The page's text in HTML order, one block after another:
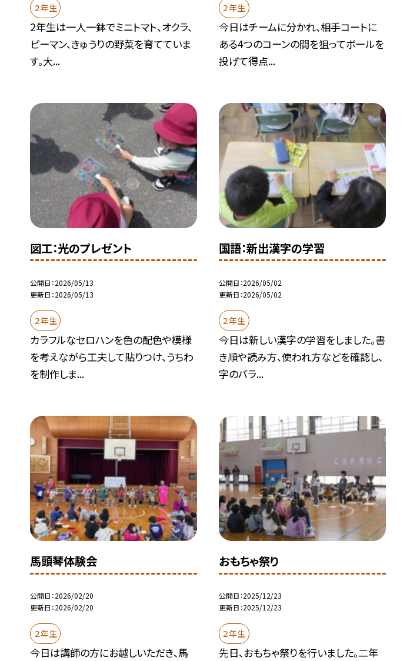
２年生
2年生は一人一鉢でミニトマト、オクラ、
ピーマン、きゅうりの野菜を育てていま
す。大...
２年生
今日はチームに分かれ、相手コートに
ある4つのコーンの間を狙ってボールを
投げて得点...
図工：光のプレゼント
公開日 2026/05/13
更新日 2026/05/13
２年生
カラフルなセロハンを色の配色や模様
を考えながら工夫して貼りつけ、うちわ
を制作しま...
国語：新出漢字の学習
公開日 2026/05/02
更新日 2026/05/02
２年生
今日は新しい漢字の学習をしました。書
き順や読み方、使われ方などを確認し、
字のバラ...
馬頭琴体験会
公開日 2026/02/20
更新日 2026/02/20
２年生
今日は講師の方にお越しいただき、馬
おもちゃ祭り
公開日 2025/12/23
更新日 2025/12/23
２年生
先日、おもちゃ祭りを行いました。二年